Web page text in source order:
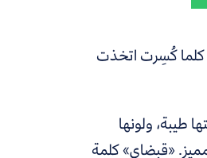
كلما كُسِرت اتخذت
طيبة، ولونها
«قبضاي» كلمة